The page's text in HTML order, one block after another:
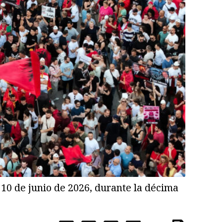
de junio de 2026, durante la décima